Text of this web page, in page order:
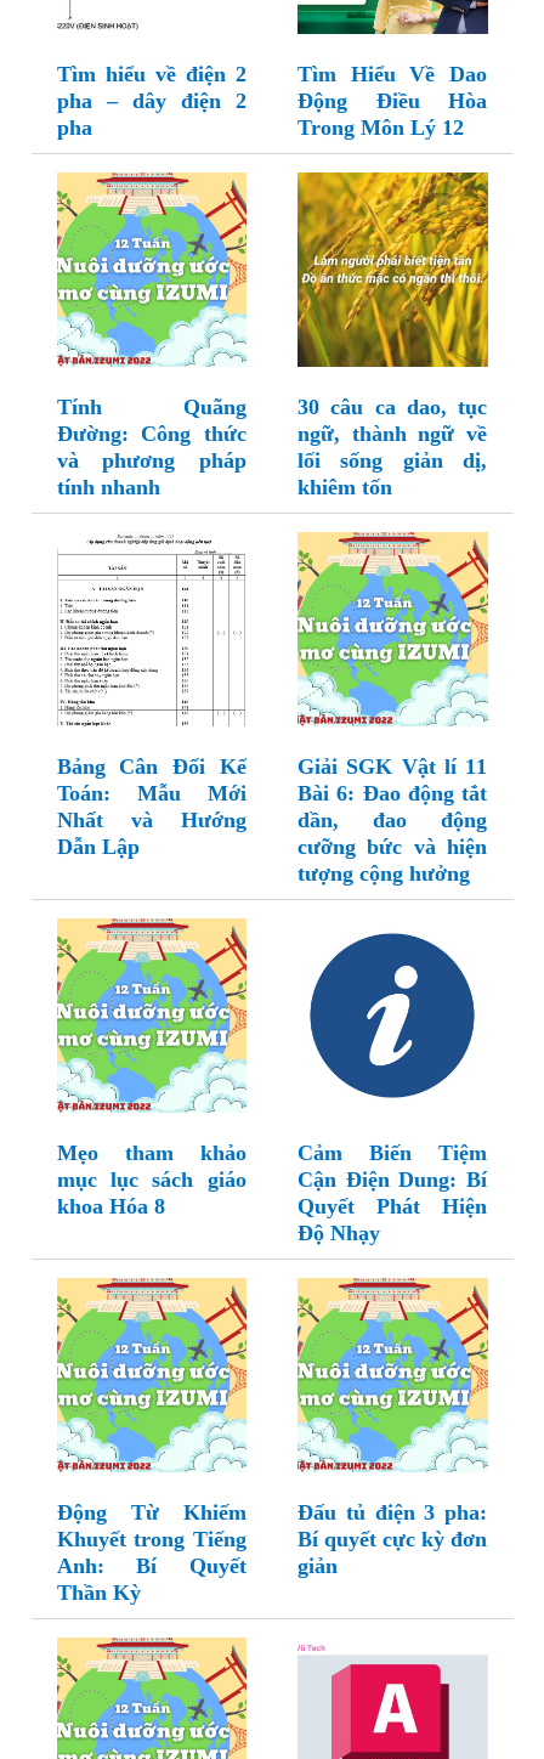
Tìm hiểu về điện 2
pha – dây điện 2
pha
Tìm Hiểu Về Dao
Động Điều Hòa
Trong Môn Lý 12
Tính Quãng
Đường: Công thức
và phương pháp
tính nhanh
30 câu ca dao, tục
ngữ, thành ngữ về
lối sống giản dị,
khiêm tốn
Bảng Cân Đối Kế
Toán: Mẫu Mới
Nhất và Hướng
Dẫn Lập
Giải SGK Vật lí 11
Bài 6: Đao động tắt
dần, đao động
cưỡng bức và hiện
tượng cộng hưởng
Mẹo tham khảo
mục lục sách giáo
khoa Hóa 8
Cảm Biến Tiệm
Cận Điện Dung: Bí
Quyết Phát Hiện
Độ Nhạy
Động Từ Khiếm
Khuyết trong Tiếng
Anh: Bí Quyết
Thần Kỳ
Đấu tủ điện 3 pha:
Bí quyết cực kỳ đơn
giản